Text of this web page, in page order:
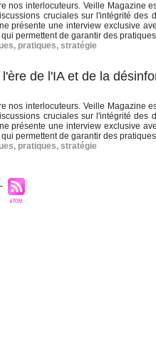
nos interlocuteurs. Veille Magazine
cruciales sur l'intégrité des
présente une interview exclusive
permettent de garantir des
, pratiques, stratégie
de l'IA et de la
nos interlocuteurs. Veille Magazine
cruciales sur l'intégrité des
présente une interview exclusive
permettent de garantir des
, pratiques, stratégie